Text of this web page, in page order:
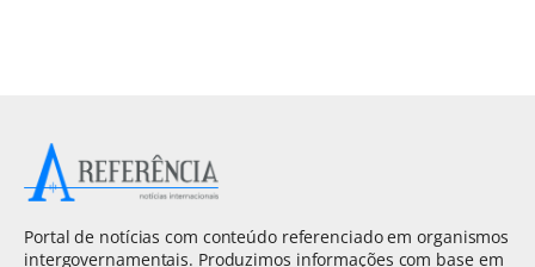
Portal de notícias com conteúdo referenciado em organismos
intergovernamentais. Produzimos informações com base em